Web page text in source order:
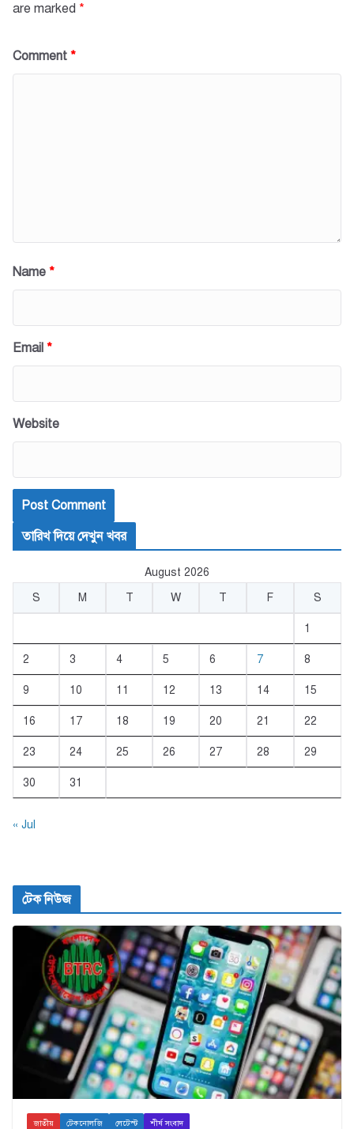
are marked *
Comment *
Name *
Email *
Website
তারিখ দিয়ে দেখুন খবর
August 2026
S
M T W T F S
1
2 3 4 5 6 7 8
9 10 11 12 13 14 15
16 17 18 19 20 21 22
23 24 25 26 27 28 29
30 31
« Jul
টেক নিউজ
জাতীয় টেকনোলজি লেটেস্ট শীর্ষ সংবাদ